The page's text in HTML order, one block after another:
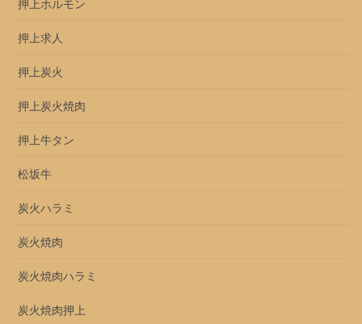
押上ホルモン
押上求人
押上炭火
押上炭火焼肉
押上牛タン
松坂牛
炭火ハラミ
炭火焼肉
炭火焼肉ハラミ
炭火焼肉押上